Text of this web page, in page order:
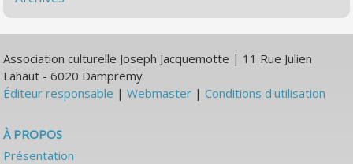
Association culturelle Joseph Jacquemotte | 11 Rue Julien
Lahaut - 6020 Dampremy
Éditeur responsable |Webmaster |Conditions d'utilisation
À PROPOS
Présentation